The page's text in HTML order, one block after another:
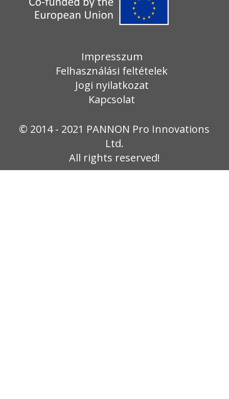
Impresszum
Felhasználási feltételek
Jogi nyilatkozat
Kapcsolat
© 2014 - 2021 PANNON Pro Innovations
Ltd.
All rights reserved!